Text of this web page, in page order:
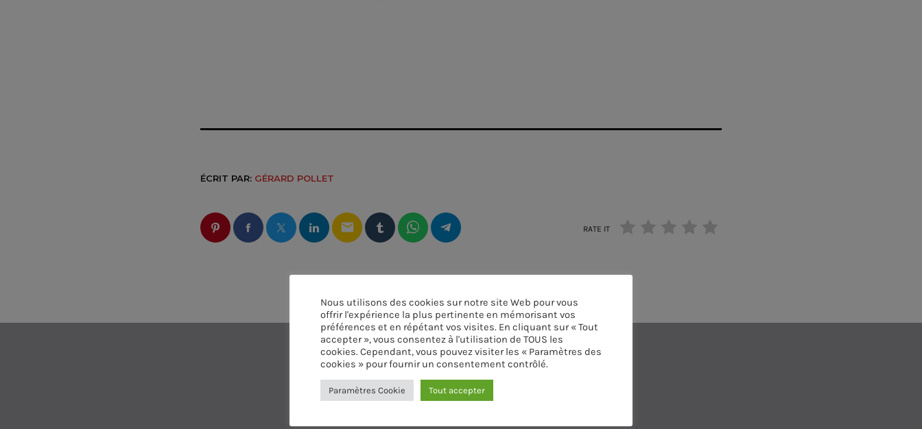
ÉCRIT PAR: GÉRARD POLLET
email RATE IT
Nous utilisons des cookies sur notre site Web pour vous
offrir l'expérience la plus pertinente en mémorisant vos
préférences et en répétant vos visites. En cliquant sur « Tout
accepter », vous consentez à l'utilisation de TOUS les
cookies. Cependant, vous pouvez visiter les « Paramètres des
cookies » pour fournir un consentement contrôlé.
Paramètres Cookie Tout accepter